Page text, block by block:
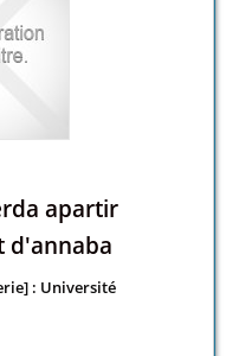
apartir
d'annaba
: Université